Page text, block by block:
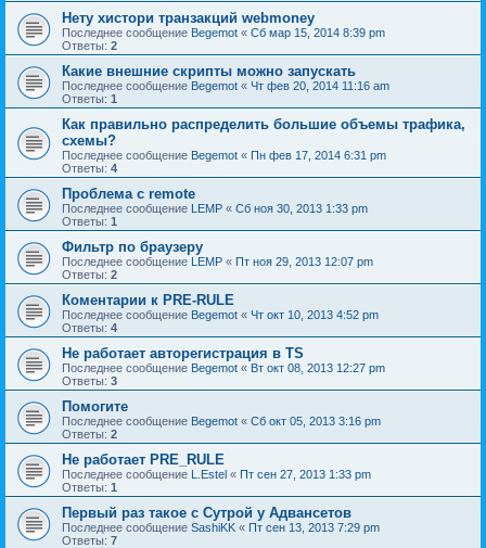
Нету хистори транзакций webmoney
Последнее сообщение Begemot « Сб мар 15, 2014 8:39 pm
Ответы: 2
Какие внешние скрипты можно запускать
Последнее сообщение Begemot « Чт фев 20, 2014 11:16 am
Ответы: 1
Как правильно распределить большие объемы трафика,
схемы?
Последнее сообщение Begemot « Пн фев 17, 2014 6:31 pm
Ответы: 4
Проблема с remote
Последнее сообщение LEMP « Сб ноя 30, 2013 1:33 pm
Ответы: 1
Фильтр по браузеру
Последнее сообщение LEMP « Пт ноя 29, 2013 12:07 pm
Ответы: 2
Коментарии к PRE-RULE
Последнее сообщение Begemot « Чт окт 10, 2013 4:52 pm
Ответы: 4
Не работает авторегистрация в TS
Последнее сообщение Begemot « Вт окт 08, 2013 12:27 pm
Ответы: 3
Помогите
Последнее сообщение Begemot « Сб окт 05, 2013 3:16 pm
Ответы: 2
Не работает PRE_RULE
Последнее сообщение L.Estel « Пт сен 27, 2013 1:33 pm
Ответы: 1
Первый раз такое с Сутрой у Адвансетов
Последнее сообщение SashiKK « Пт сен 13, 2013 7:29 pm
Ответы: 7